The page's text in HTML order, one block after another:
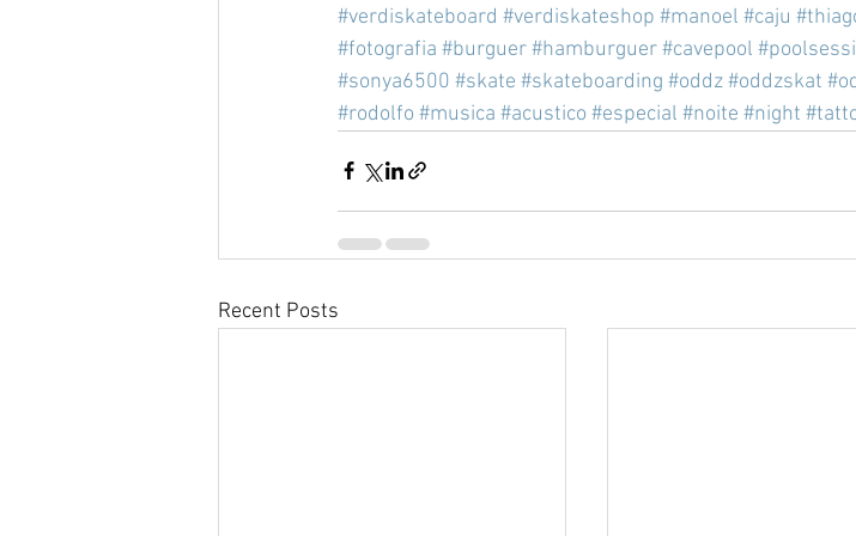
#verdiskateboard #verdiskateshop #manoel #caju
#fotografia #burguer#hamburguer#cavepool
#sonya6500 #skate #skateboarding #oddz#oddzskat
#rodolfo #musica #acustico #especial #noite #night
Recent Posts